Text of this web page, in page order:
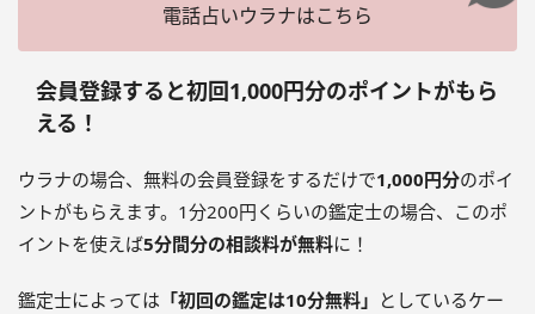
電話占いウラナはこちら
会員登録すると初回1,000円分のポイントがもら
える！
ウラナの場合、無料の会員登録をするだけで1,000円分のポイ
ントがもらえます。1分200円くらいの鑑定士の場合、このポ
イントを使えば5分間分の相談料が無料に！
鑑定士によっては 「初回の鑑定は10分無料」 としているケー